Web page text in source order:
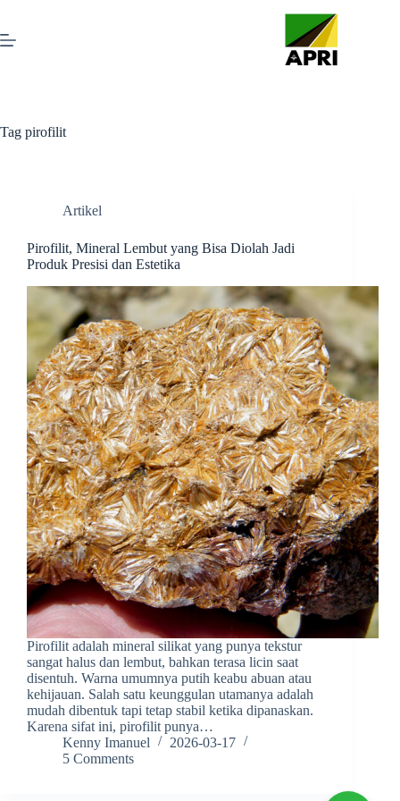
Tag pirofilit
Artikel
Pirofilit, Mineral Lembut yang Bisa Diolah Jadi
Produk Presisi dan Estetika
Pirofilit adalah mineral silikat yang punya tekstur
sangat halus dan lembut, bahkan terasa licin saat
disentuh. Warna umumnya putih keabu abuan atau
kehijauan. Salah satu keunggulan utamanya adalah
mudah dibentuk tapi tetap stabil ketika dipanaskan.
Karena sifat ini, pirofilit punya…
Kenny Imanuel
2026-03-17
5 Comments